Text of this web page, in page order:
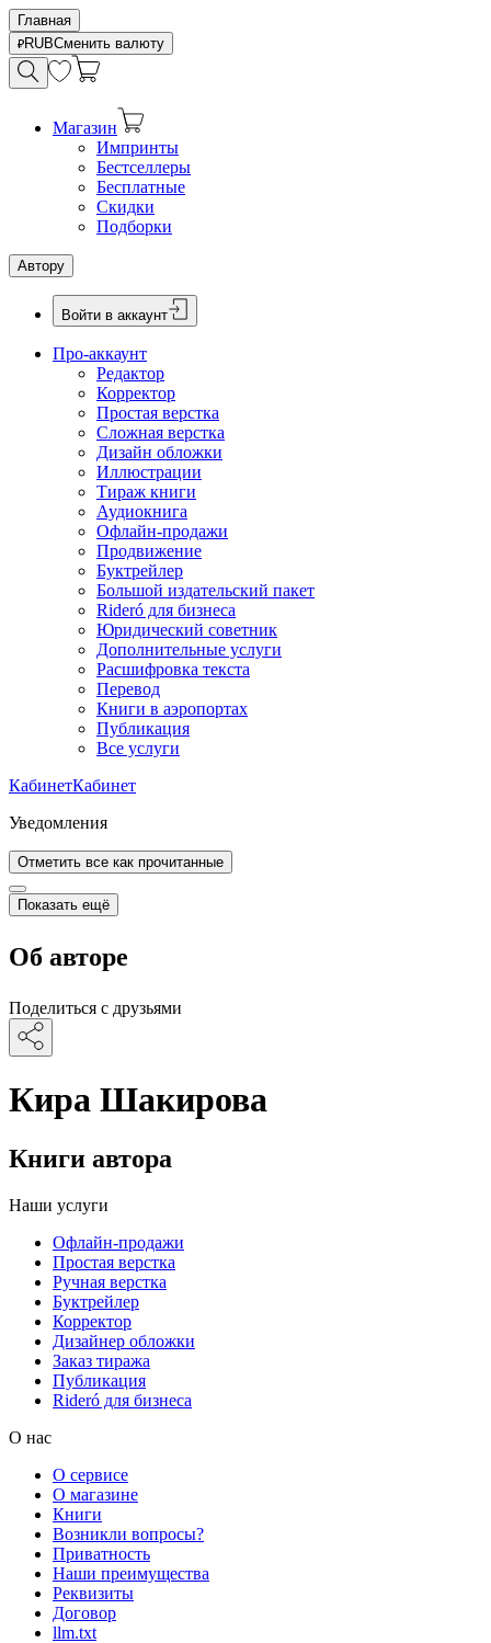
Главная
RUBСменить валюту
Магазин
Импринты
Бестселлеры
Бесплатные
Скидки
Подборки
Автору
Войти в аккаунт
Про-аккаунт
Редактор
Корректор
Простая верстка
Сложная верстка
Дизайн обложки
Иллюстрации
Тираж книги
Аудиокнига
Офлайн-продажи
Продвижение
Буктрейлер
Большой издательский пакет
Rideró для бизнеса
Юридический советник
Дополнительные услуги
Расшифровка текста
Перевод
Книги в аэропортах
Публикация
Все услуги
КабинетКабинет
Уведомления
Отметить все как прочитанные
Показать ещё
Об авторе
Поделиться с друзьями
Кира Шакирова
Книги автора
Наши услуги
Офлайн-продажи
Простая верстка
Ручная верстка
Буктрейлер
Корректор
Дизайнер обложки
Заказ тиража
Публикация
Rideró для бизнеса
О нас
О сервисе
О магазине
Книги
Возникли вопросы?
Приватность
Наши преимущества
Реквизиты
Договор
llm.txt